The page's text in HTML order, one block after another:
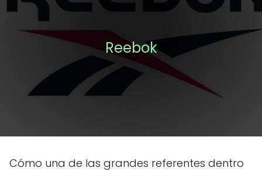
Reebok
Cómo una de las grandes referentes dentro